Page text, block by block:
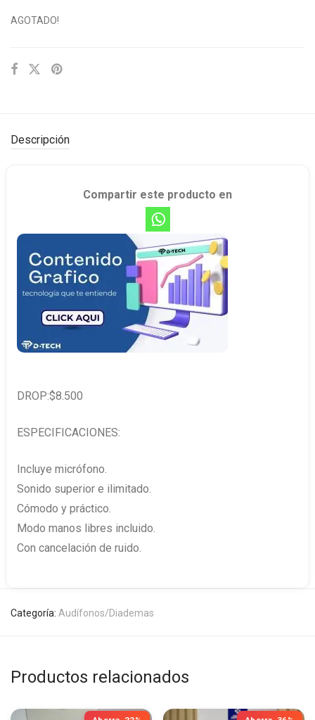
AGOTADO!
Descripción
Compartir este producto en
DROP:$8.500
ESPECIFICACIONES:
Incluye micrófono.
Sonido superior e ilimitado.
Cómodo y práctico.
Modo manos libres incluido.
Con cancelación de ruido.
Categoría: Audífonos/Diademas
Productos relacionados